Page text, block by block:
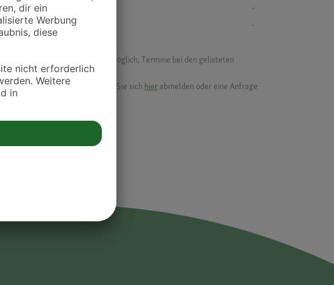
-
-
Dr. Fressnapf ist es nicht möglich, Termine bei den gelisteten
Praxis oder Klinik.
ändern möchten, können Sie sich hier abmelden oder eine Anfrage